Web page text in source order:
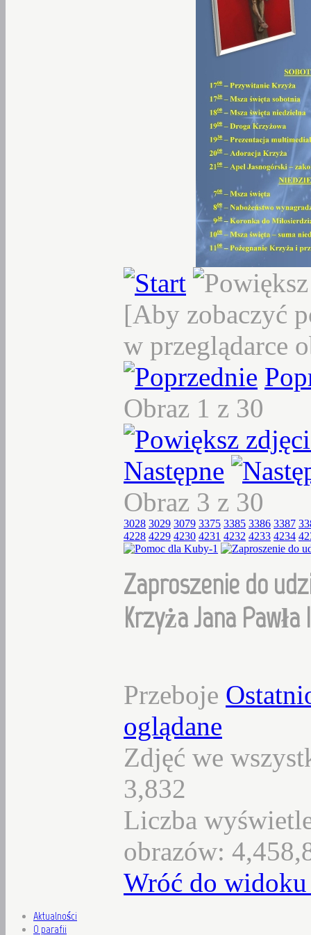
[Aby zobaczyć
w przeglądarce
Obraz 1 z 30
Następne
Obraz 3 z 30
3028 3029 3079 3375 3385 3386 3387
4228 4229 4230 4231 4232 4233 4234
Zaproszenie do
Krzyża Jana Pawła
Przeboje
oglądane
Zdjęć we
3,832
Liczba
obrazów:
Wróć do
Aktualności
O parafii